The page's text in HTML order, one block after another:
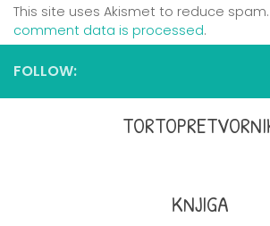
This site uses Akismet to reduce spam.
comment data is processed.
FOLLOW:
KNJIGA